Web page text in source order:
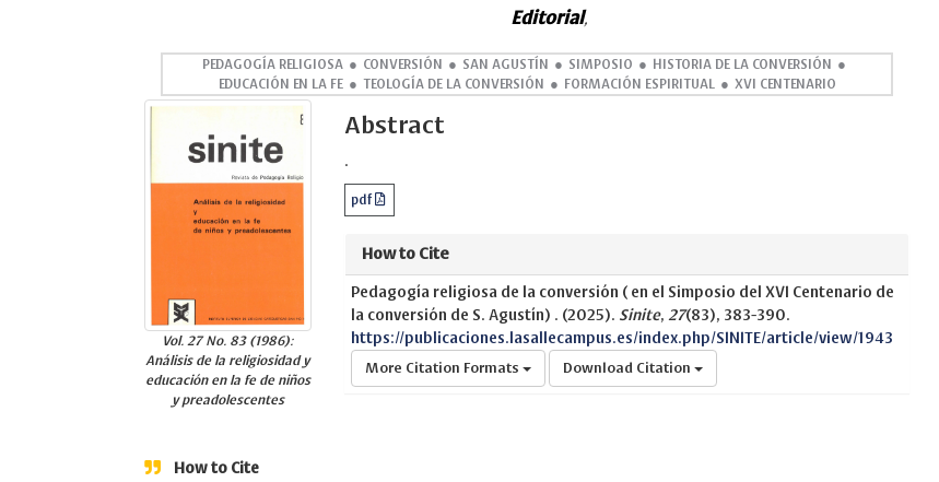
Editorial,
PEDAGOGÍA RELIGIOSA CONVERSIÓN SAN AGUSTÍN SIMPOSIO
HISTORIA DE LA CONVERSIÓN
EDUCACIÓN EN LA FE
TEOLOGÍA DE LA CONVERSIÓN FORMACIÓN ESPIRITUAL XVI CENTENARIO
Vol. 27 No. 83 (1986):
Análisis de la religiosidad y
educación en la fe de niños
y preadolescentes
Abstract
.
pdf
How to Cite
Pedagogía religiosa de la conversión ( en el Simposio del XVI Centenario de
la conversión de S. Agustín) . (2025). Sinite, 27(83), 383-390.
https://publicaciones.lasallecampus.es/index.php/SINITE/article/view/1943
More Citation Formats Download Citation
How to Cite